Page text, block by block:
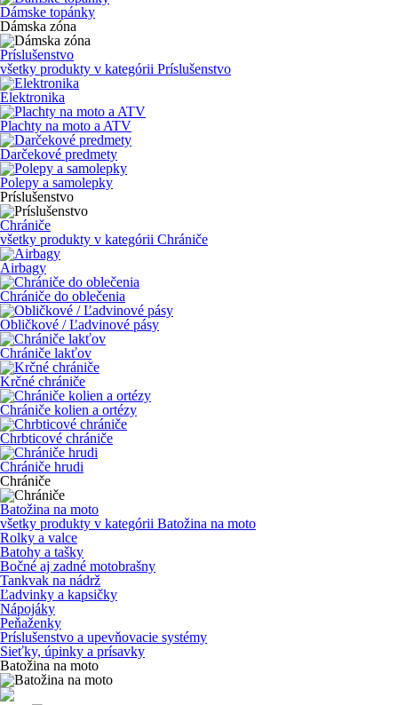
Dámske topánky
Dámska zóna
Príslušenstvo
všetky produkty v kategórii Príslušenstvo
Elektronika
Plachty na moto a ATV
Darčekové predmety
Polepy a samolepky
Príslušenstvo
Chrániče
všetky produkty v kategórii Chrániče
Airbagy
Chrániče do oblečenia
Obličkové / Ľadvinové pásy
Chrániče lakťov
Krčné chrániče
Chrániče kolien a ortézy
Chrbticové chrániče
Chrániče hrudi
Chrániče
Batožina na moto
všetky produkty v kategórii Batožina na moto
Rolky a valce
Batohy a tašky
Bočné aj zadné motobrašny
Tankvak na nádrž
Ľadvinky a kapsičky
Nápojáky
Peňaženky
Príslušenstvo a upevňovacie systémy
Sieťky, úpinky a prísavky
Batožina na moto